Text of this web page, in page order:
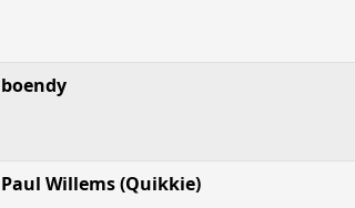
boendy
Paul Willems (Quikkie)